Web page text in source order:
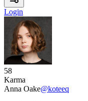
Login
58
Karma
Anna Oake@koteeq